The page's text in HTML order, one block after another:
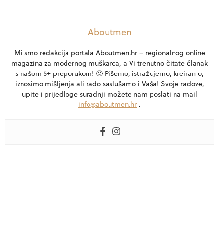
Aboutmen
Mi smo redakcija portala Aboutmen.hr – regionalnog online
magazina za modernog muškarca, a Vi trenutno čitate članak
s našom 5+ preporukom! 🙂 Pišemo, istražujemo, kreiramo,
iznosimo mišljenja ali rado saslušamo i Vaša! Svoje radove,
upite i prijedloge suradnji možete nam poslati na mail
info@aboutmen.hr .